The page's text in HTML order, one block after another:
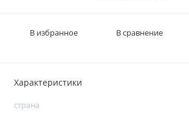
В избранное В сравнение
Характеристики
страна